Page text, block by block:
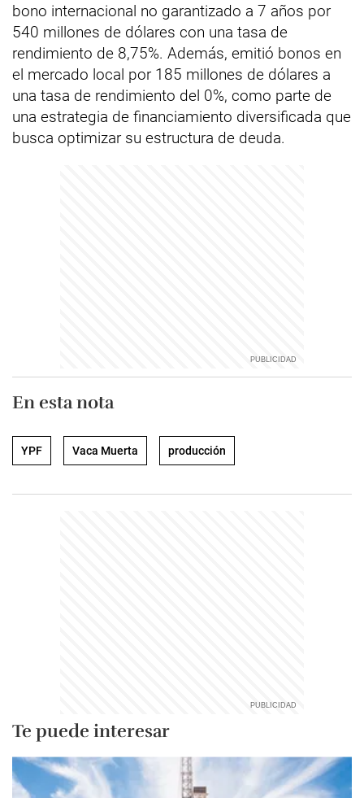
bono internacional no garantizado a 7 años por
540 millones de dólares con una tasa de
rendimiento de 8,75%. Además, emitió bonos en
el mercado local por 185 millones de dólares a
una tasa de rendimiento del 0%, como parte de
una estrategia de financiamiento diversificada que
busca optimizar su estructura de deuda.
En esta nota
YPF Vaca Muerta producción
Te puede interesar